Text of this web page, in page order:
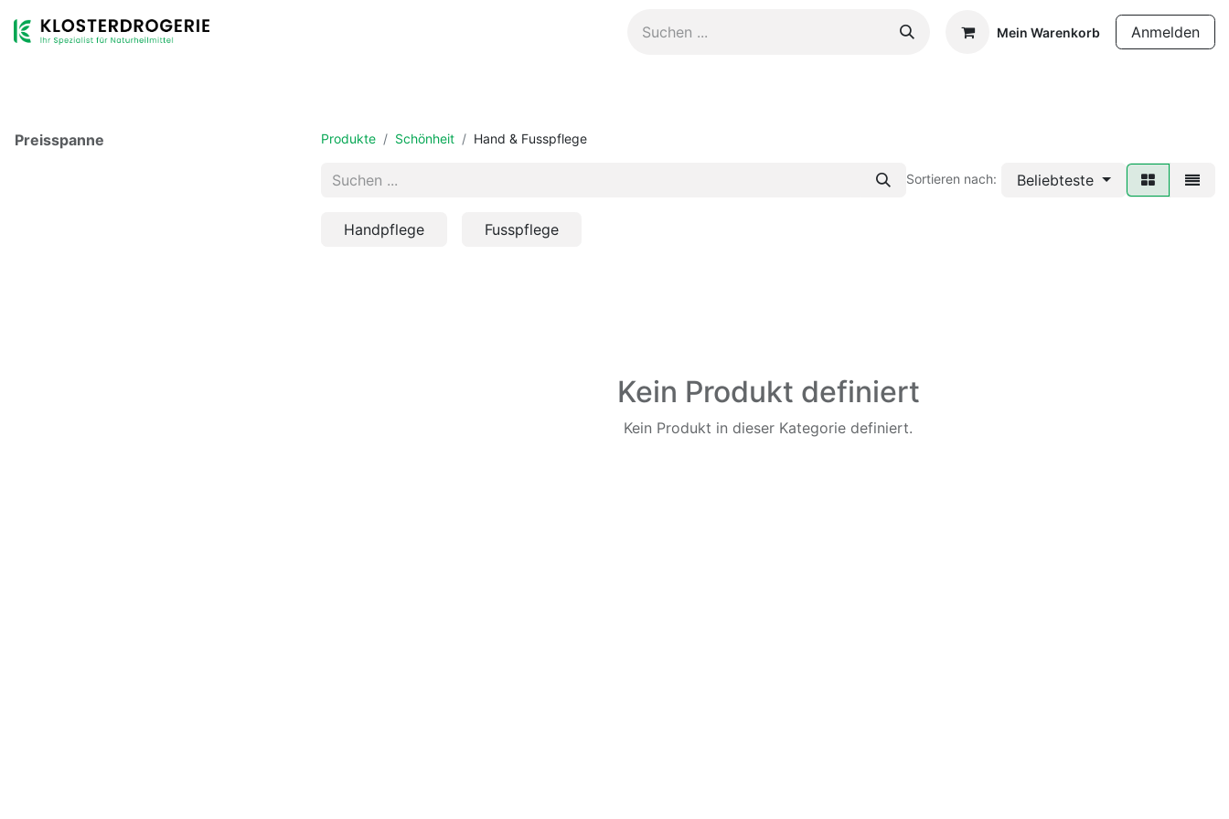
Mein Warenkorb Anmelden
Preisspanne Produkte Schönheit Hand & Fusspflege
Sortieren nach: Beliebteste
Handpflege Fusspflege
Kein Produkt definiert
Kein Produkt in dieser Kategorie definiert.